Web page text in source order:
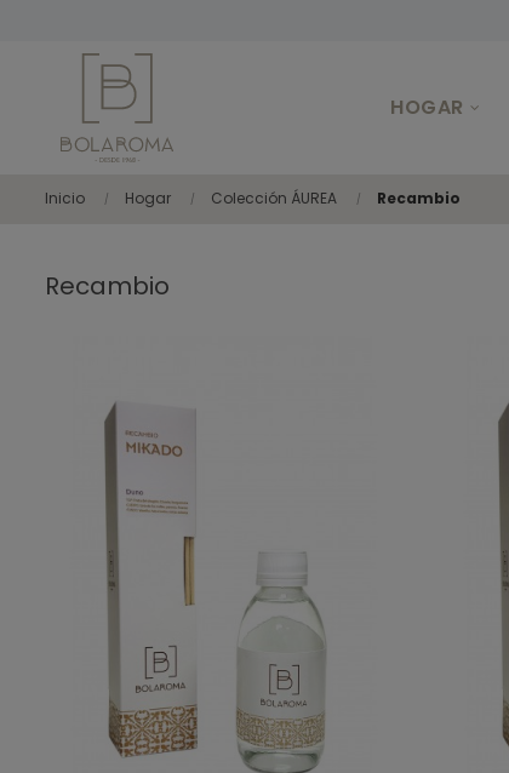
HOGAR
Inicio Hogar Colección ÁUREA Recambio
Recambio